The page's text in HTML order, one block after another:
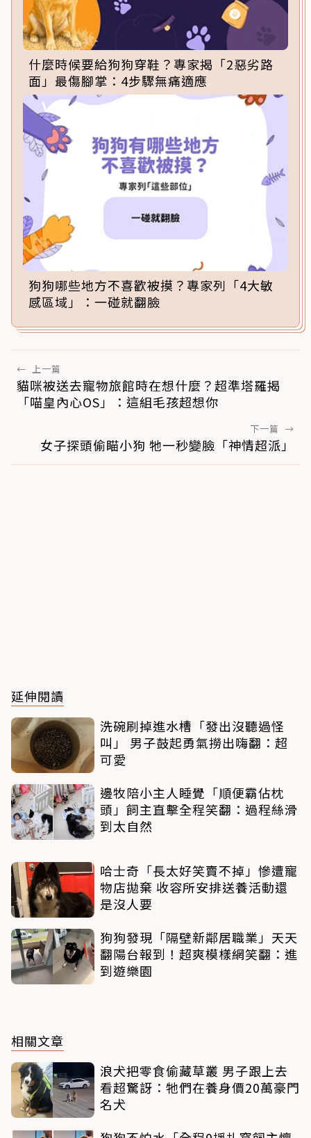
什麼時候要給狗狗穿鞋？專家揭「2惡劣路
面」最傷腳掌：4步驟無痛適應
狗狗哪些地方不喜歡被摸？專家列「4大敏
感區域」：一碰就翻臉
← 上一篇
貓咪被送去寵物旅館時在想什麼？超準塔羅揭
「喵皇內心OS」：這組毛孩超想你
下一篇 →
女子探頭偷瞄小狗 牠一秒變臉「神情超派」
延伸閱讀
洗碗刷掉進水槽「發出沒聽過怪
叫」 男子鼓起勇氣撈出嗨翻：超
可愛
邊牧陪小主人睡覺「順便霸佔枕
頭」飼主直擊全程笑翻：過程絲滑
到太自然
哈士奇「長太好笑賣不掉」慘遭寵
物店拋棄 收容所安排送養活動還
是沒人要
狗狗發現「隔壁新鄰居職業」天天
翻陽台報到！超爽模樣網笑翻：進
到遊樂園
相關文章
浪犬把零食偷藏草叢 男子跟上去
看超驚訝：牠們在養身價20萬豪門
名犬